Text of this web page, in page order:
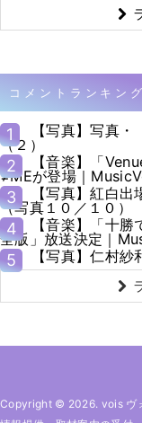
コメントランキング
1
【写真】写真
（２）
2
【音楽】「
≠MEが登場｜
3
【写真】紅白
（写真１０／１０）
4
【音楽】「十
全版」放送決定｜
5
【写真】仁村
Copyright © 2026. vois ヴ